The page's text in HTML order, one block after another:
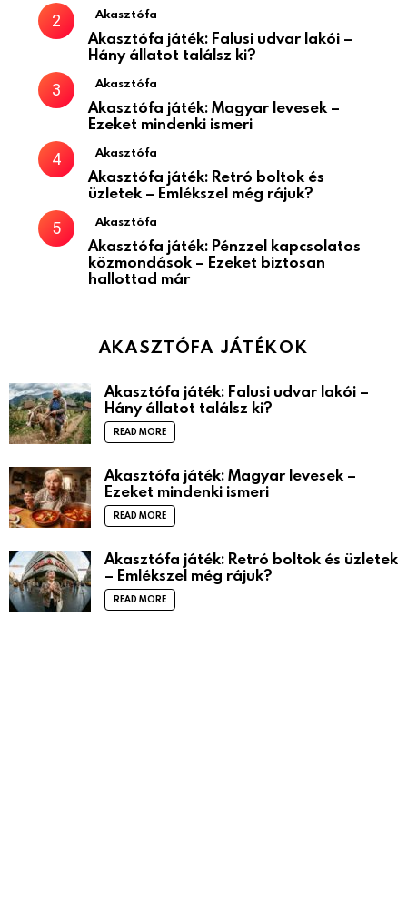
Akasztófa
Akasztófa játék: Falusi udvar lakói –
Hány állatot találsz ki?
Akasztófa
Akasztófa játék: Magyar levesek –
Ezeket mindenki ismeri
Akasztófa
Akasztófa játék: Retró boltok és
üzletek – Emlékszel még rájuk?
Akasztófa
Akasztófa játék: Pénzzel kapcsolatos
közmondások – Ezeket biztosan
hallottad már
AKASZTÓFA JÁTÉKOK
Akasztófa játék: Falusi udvar lakói –
Hány állatot találsz ki?
READ MORE
Akasztófa játék: Magyar levesek –
Ezeket mindenki ismeri
READ MORE
Akasztófa játék: Retró boltok és üzletek
– Emlékszel még rájuk?
READ MORE